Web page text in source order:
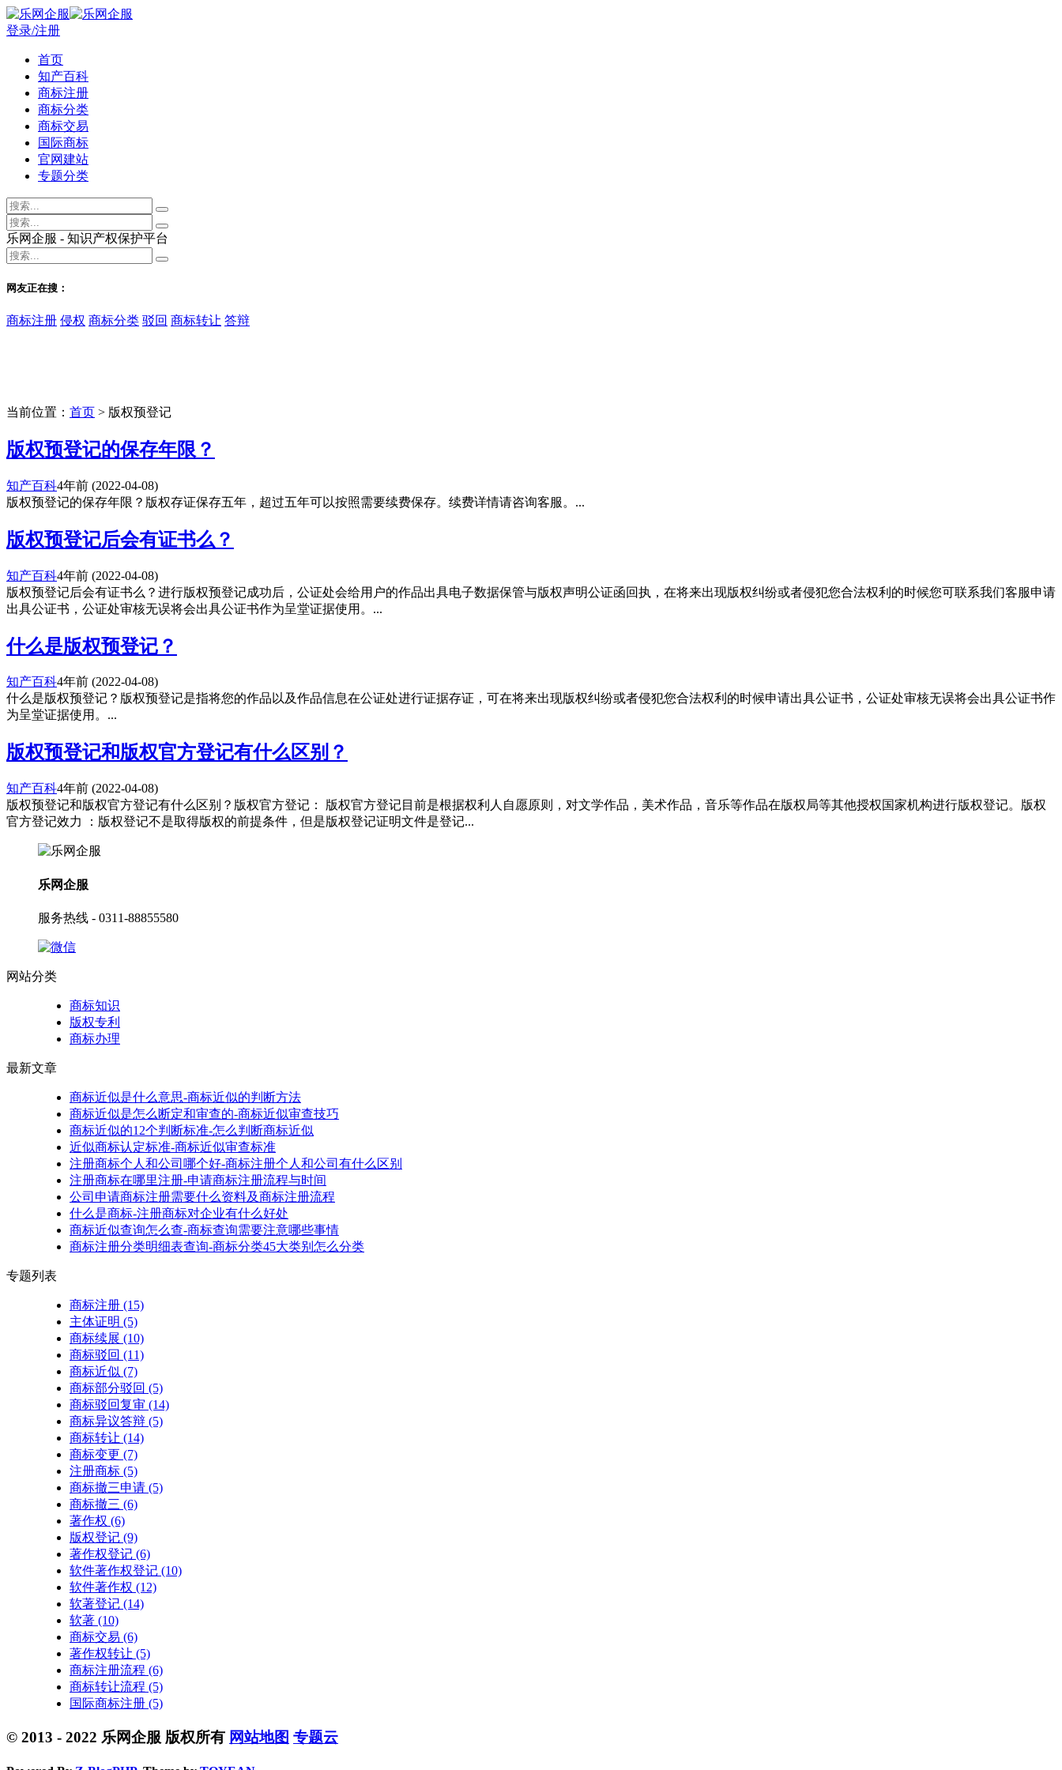
登录/注册
首页
知产百科
商标注册
商标分类
商标交易
国际商标
官网建站
专题分类
乐网企服 - 知识产权保护平台
网友正在搜：
商标注册 侵权 商标分类 驳回 商标转让 答辩
当前位置： 首页 > 版权预登记
版权预登记的保存年限？
知产百科4年前 (2022-04-08)
版权预登记的保存年限？版权存证保存五年，超过五年可以按照需要续费保存。续费详情请咨询客服。...
版权预登记后会有证书么？
知产百科4年前 (2022-04-08)
版权预登记后会有证书么？进行版权预登记成功后，公证处会给用户的作品出具电子数据保管与版权声明公证函回执，在将来出现版权纠纷或者侵犯您合法权利的时候您可联系我们客服申请
出具公证书，公证处审核无误将会出具公证书作为呈堂证据使用。...
什么是版权预登记？
知产百科4年前 (2022-04-08)
什么是版权预登记？版权预登记是指将您的作品以及作品信息在公证处进行证据存证，可在将来出现版权纠纷或者侵犯您合法权利的时候申请出具公证书，公证处审核无误将会出具公证书作
为呈堂证据使用。...
版权预登记和版权官方登记有什么区别？
知产百科4年前 (2022-04-08)
版权预登记和版权官方登记有什么区别？版权官方登记： 版权官方登记目前是根据权利人自愿原则，对文学作品，美术作品，音乐等作品在版权局等其他授权国家机构进行版权登记。版权
官方登记效力 ：版权登记不是取得版权的前提条件，但是版权登记证明文件是登记...
乐网企服
服务热线 - 0311-88855580
网站分类
商标知识
版权专利
商标办理
最新文章
商标近似是什么意思-商标近似的判断方法
商标近似是怎么断定和审查的-商标近似审查技巧
商标近似的12个判断标准-怎么判断商标近似
近似商标认定标准-商标近似审查标准
注册商标个人和公司哪个好-商标注册个人和公司有什么区别
注册商标在哪里注册-申请商标注册流程与时间
公司申请商标注册需要什么资料及商标注册流程
什么是商标-注册商标对企业有什么好处
商标近似查询怎么查-商标查询需要注意哪些事情
商标注册分类明细表查询-商标分类45大类别怎么分类
专题列表
商标注册 (15)
主体证明 (5)
商标续展 (10)
商标驳回 (11)
商标近似 (7)
商标部分驳回 (5)
商标驳回复审 (14)
商标异议答辩 (5)
商标转让 (14)
商标变更 (7)
注册商标 (5)
商标撤三申请 (5)
商标撤三 (6)
著作权 (6)
版权登记 (9)
著作权登记 (6)
软件著作权登记 (10)
软件著作权 (12)
软著登记 (14)
软著 (10)
商标交易 (6)
著作权转让 (5)
商标注册流程 (6)
商标转让流程 (5)
国际商标注册 (5)
© 2013 - 2022 乐网企服 版权所有 网站地图 专题云